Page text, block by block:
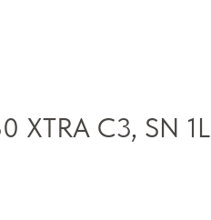
XTRA C3, SN 1L